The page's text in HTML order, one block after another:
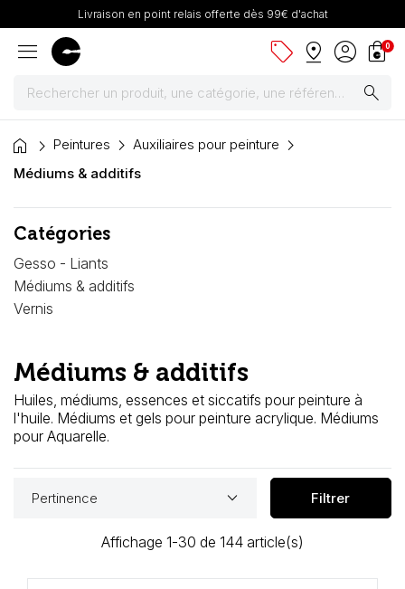
Livraison en point relais offerte dès 99€ d'achat
menu sell pin_drop account_circle shopping_bag
0
search
Peintures
Châssis, toiles & chevalets
Papiers
Cartons mousse & plume
Loisirs Créatifs
Encadrement
Contact / Aide
home Peintures
Auxiliaires pour peinture
Médiums & additifs
Catégories
Gesso - Liants
Médiums & additifs
Vernis
Médiums & additifs
Huiles, médiums, essences et siccatifs pour peinture à
l'huile. Médiums et gels pour peinture acrylique. Médiums
pour Aquarelle.
Pertinence keyboard_arrow_down Filtrer
Affichage 1-30 de 144 article(s)